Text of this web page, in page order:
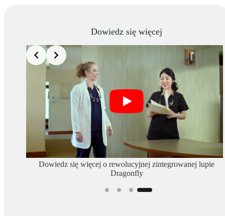
Dowiedz się więcej
Dowiedz się więcej o rewolucyjnej zintegrowanej lupie
Dragonfly
Slide 4 of 4